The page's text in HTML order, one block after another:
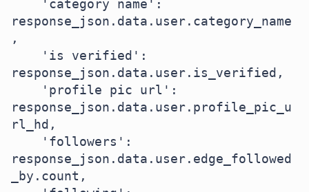
response_json.data.user.category_name
,
response_json.data.user.is_verified,
response_json.data.user.profile_pic_u
rl_hd,
response_json.data.user.edge_followed
_by.count,